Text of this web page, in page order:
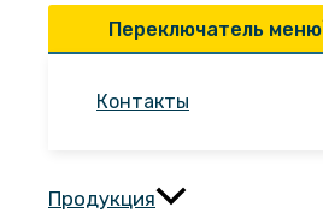
Переключатель меню
Контакты
Продукция